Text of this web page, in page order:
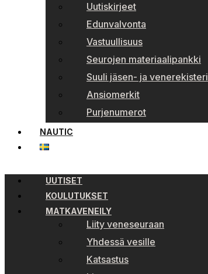
Uutiskirjeet
Edunvalvonta
Vastuullisuus
Seurojen materiaalipankki
Suuli jäsen- ja venerekisteri
Ansiomerkit
Purjenumerot
NAUTIC
UUTISET
KOULUTUKSET
MATKAVENEILY
Liity veneseuraan
Yhdessä vesille
Katsastus